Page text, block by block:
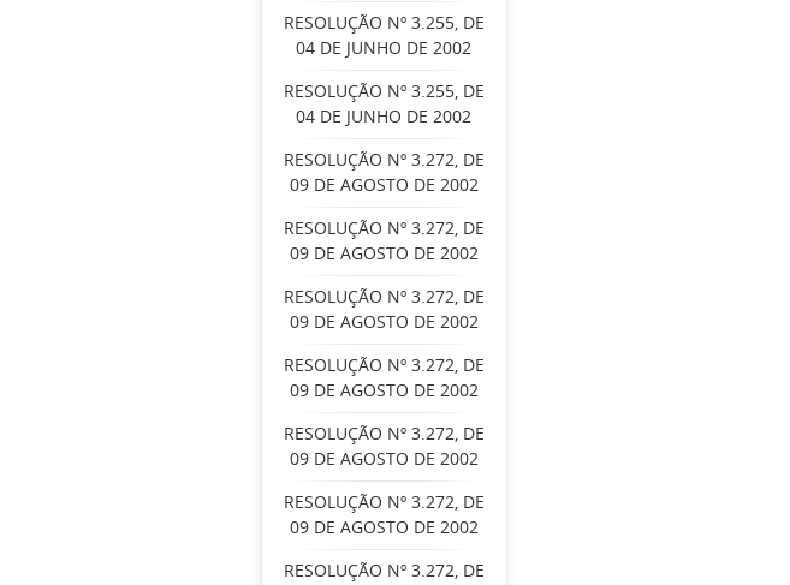
RESOLUÇÃO Nº 3.255, DE
04 DE JUNHO DE 2002
RESOLUÇÃO Nº 3.255, DE
04 DE JUNHO DE 2002
RESOLUÇÃO Nº 3.272, DE
09 DE AGOSTO DE 2002
RESOLUÇÃO Nº 3.272, DE
09 DE AGOSTO DE 2002
RESOLUÇÃO Nº 3.272, DE
09 DE AGOSTO DE 2002
RESOLUÇÃO Nº 3.272, DE
09 DE AGOSTO DE 2002
RESOLUÇÃO Nº 3.272, DE
09 DE AGOSTO DE 2002
RESOLUÇÃO Nº 3.272, DE
09 DE AGOSTO DE 2002
RESOLUÇÃO Nº 3.272, DE